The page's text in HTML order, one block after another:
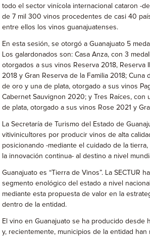
todo el sector vinícola internacional cataron -
de 7 mil 300 vinos procedentes de casi 40
entre ellos los vinos guanajuatenses.
En esta sesión, se otorgó a Guanajuato 5
Los galardonados son: Casa Anza, con 3
otorgados a sus vinos Reserva 2018, Reserva
2018 y Gran Reserva de la Familia 2018; Cuna
de oro y una de plata, otorgado a sus vinos
Cabernet Sauvignon 2020; y Tres Raíces, con
de plata, otorgado a sus vinos Rose 2021 y
La Secretaría de Turismo del Estado de
vitivinicultores por producir vinos de alta
posicionando -mediante el cuidado de la
la innovación continua- al destino a nivel
Guanajuato es “Tierra de Vinos”. La SECTUR
segmento enológico del estado a nivel
mediante esta propuesta de valor en la
dentro de la entidad.
El vino en Guanajuato se ha producido desde
y, recientemente, municipios de la entidad han